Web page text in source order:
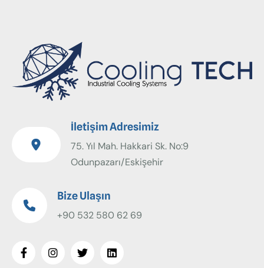
İletişim Adresimiz
75. Yıl Mah. Hakkari Sk. No:9
Odunpazarı/Eskişehir
Bize Ulaşın
+90 532 580 62 69